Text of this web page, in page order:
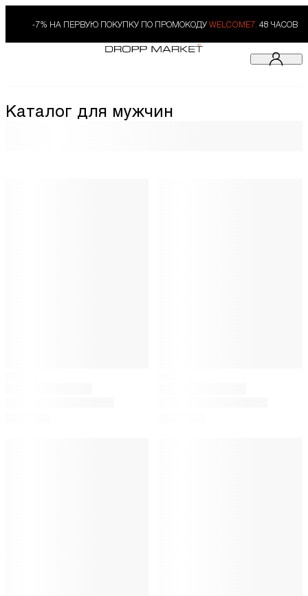
-7% НА ПЕРВУЮ ПОКУПКУ ПО ПРОМОКОДУ WELCOME7. 48 ЧАСОВ
Каталог для мужчин